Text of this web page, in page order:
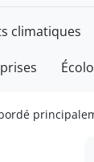
climatiques